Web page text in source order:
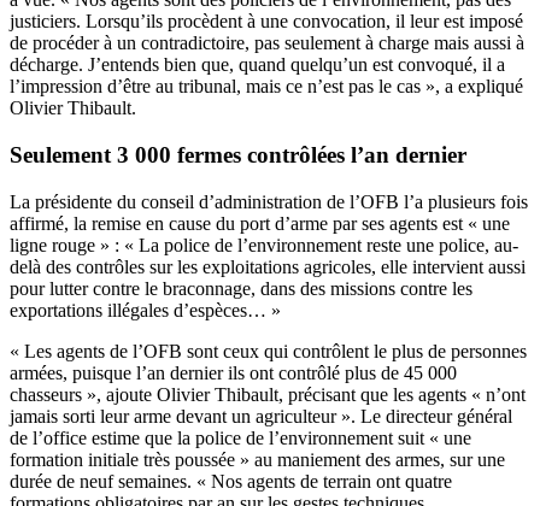
justiciers. Lorsqu’ils procèdent à une convocation, il leur est imposé
de procéder à un contradictoire, pas seulement à charge mais aussi à
décharge. J’entends bien que, quand quelqu’un est convoqué, il a
l’impression d’être au tribunal, mais ce n’est pas le cas », a expliqué
Olivier Thibault.
Seulement 3 000 fermes contrôlées l’an dernier
La présidente du conseil d’administration de l’OFB l’a plusieurs fois
affirmé, la remise en cause du port d’arme par ses agents est « une
ligne rouge » : « La police de l’environnement reste une police, au-
delà des contrôles sur les exploitations agricoles, elle intervient aussi
pour lutter contre le braconnage, dans des missions contre les
exportations illégales d’espèces… »
« Les agents de l’OFB sont ceux qui contrôlent le plus de personnes
armées, puisque l’an dernier ils ont contrôlé plus de 45 000
chasseurs », ajoute Olivier Thibault, précisant que les agents « n’ont
jamais sorti leur arme devant un agriculteur ». Le directeur général
de l’office estime que la police de l’environnement suit « une
formation initiale très poussée » au maniement des armes, sur une
durée de neuf semaines. « Nos agents de terrain ont quatre